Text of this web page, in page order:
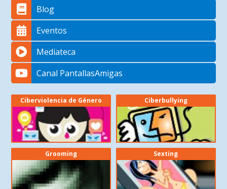
Blog
Eventos
Mediateca
Canal PantallasAmigas
Ciberviolencia de Género Ciberbullying
Grooming Sexting